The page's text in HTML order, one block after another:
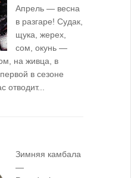
Апрель — весна
в разгаре! Судак,
щука, жерех,
сом, окунь —
на живца, в
в сезоне
отводит...
Зимняя камбала
—